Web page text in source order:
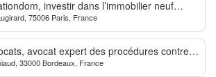
investir dans l’immobilier neuf
75006 Paris, France
avocat expert des procédures contre la
33000 Bordeaux, France